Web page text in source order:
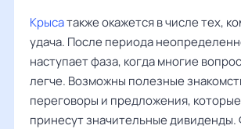
Крысатакже окажется в числе тех,
удача. После периода
наступает фаза, когда многие
легче. Возможны полезные
переговоры и предложения,
принесут значительные дивиденды.